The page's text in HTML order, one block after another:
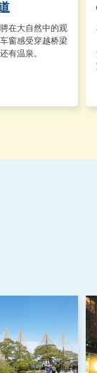
在大自然中的观
窗感受穿越桥梁
有温泉。